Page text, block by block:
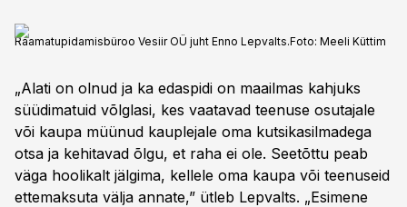
Raamatupidamisbüroo Vesiir OÜ juht Enno Lepvalts.Foto: Meeli Küttim
„Alati on olnud ja ka edaspidi on maailmas kahjuks
süüdimatuid võlglasi, kes vaatavad teenuse osutajale
või kaupa müünud kauplejale oma kutsikasilmadega
otsa ja kehitavad õlgu, et raha ei ole. Seetõttu peab
väga hoolikalt jälgima, kellele oma kaupa või teenuseid
ettemaksuta välja annate,” ütleb Lepvalts. „Esimene